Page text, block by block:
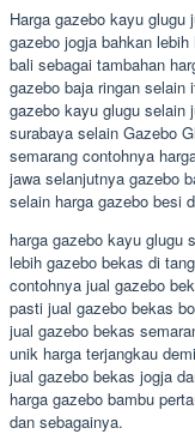
Harga gazebo kayu glugu
gazebo jogja bahkan
bali sebagai tambahan
gazebo baja ringan selain
gazebo kayu glugu selain
surabaya selain Gazebo
semarang contohnya
jawa selanjutnya gazebo
selain harga gazebo besi
harga gazebo kayu glugu
lebih gazebo bekas di
contohnya jual gazebo
pasti jual gazebo bekas
jual gazebo bekas
unik harga terjangkau
jual gazebo bekas jogja
harga gazebo bambu
dan sebagainya.